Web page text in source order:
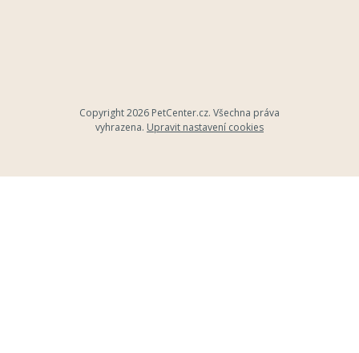
Copyright 2026 PetCenter.cz. Všechna práva
vyhrazena. Upravit nastavení cookies